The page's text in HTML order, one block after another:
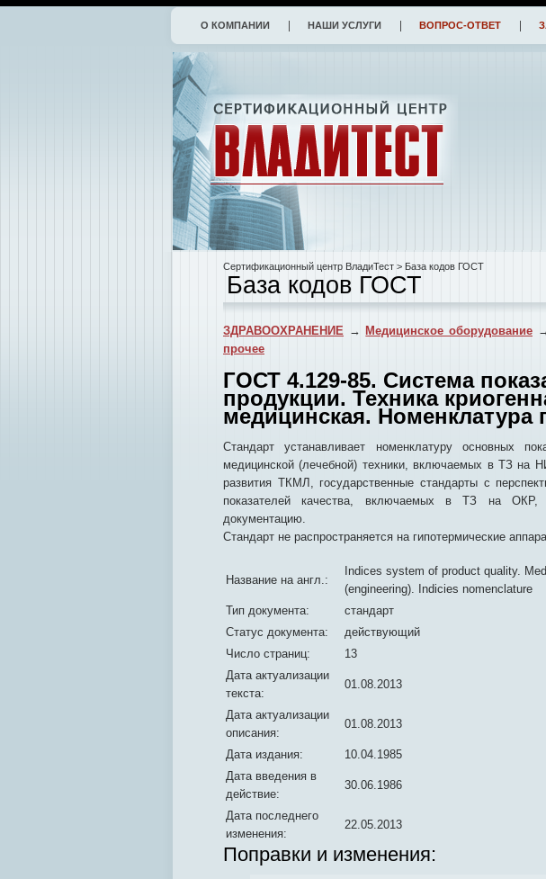
О КОМПАНИИ НАШИ УСЛУГИ ВОПРОС-ОТВЕТ
Сертификационный центр ВладиТест > База кодов ГОСТ
База кодов ГОСТ
ЗДРАВООХРАНЕНИЕ → Медицинское оборудование
прочее
ГОСТ 4.129-85. Система
продукции. Техника
медицинская. Номенклатура
Стандарт устанавливает номенклатуру основных
медицинской (лечебной) техники, включаемых в ТЗ на
развития ТКМЛ, государственные стандарты с
показателей качества, включаемых в ТЗ на
документацию.
Стандарт не распространяется на гипотермические
Название на англ.:
Indices system of product quality.
(engineering). Indicies nomenclature
Тип документа:
стандарт
Статус документа:
действующий
Число страниц:
13
Дата актуализации
текста:
01.08.2013
Дата актуализации
описания:
01.08.2013
Дата издания:
10.04.1985
Дата введения в
действие:
30.06.1986
Дата последнего
изменения:
22.05.2013
Поправки и изменения: